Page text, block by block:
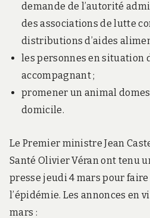
demande de l’autorité
des associations de lutte
distributions d’aides
les personnes en situation
accompagnant ;
promener un animal
domicile.
Le Premier ministre Jean
Santé Olivier Véran ont tenu
presse jeudi 4 mars pour
l’épidémie. Les annonces en
mars :